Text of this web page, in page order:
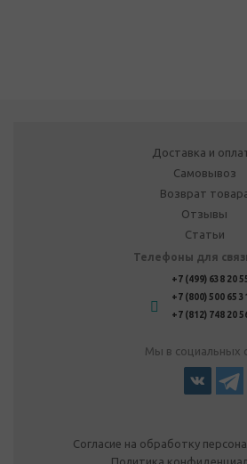
Доставка и
Самовывоз
Возврат
Отзывы
Статьи
Телефоны для
+7 (499) 638 20
+7 (800) 500 65 31
+7 (812) 748 20
Мы в социальных
Согласие на обработку
Политика